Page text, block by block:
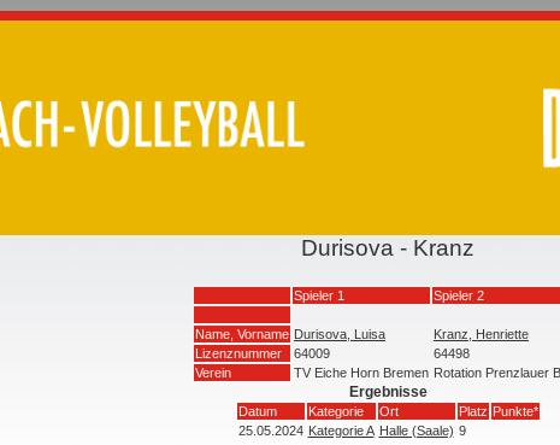
Durisova - Kranz
Spieler 1 Spieler 2
Name, Vorname Durisova, Luisa
Kranz, Henriette
Lizenznummer
64009
64498
Verein
TV Eiche Horn Bremen Rotation Prenzlauer
Ergebnisse
Datum Kategorie Ort Platz Punkte*
25.05.2024 Kategorie A Halle (Saale) 9